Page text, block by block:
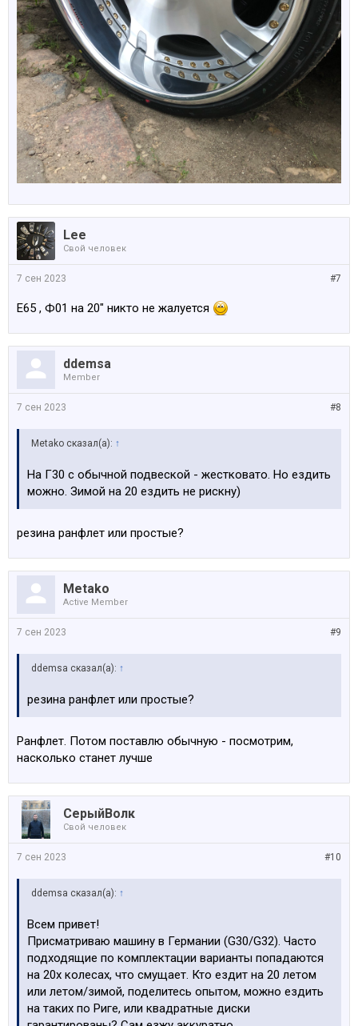
Lee
Свой человек
#7
7 сен 2023
Е65 , Ф01 на 20" никто не жалуется
ddemsa
Member
#8
7 сен 2023
Metako сказал(а): ↑
На Г30 с обычной подвеской - жестковато. Но ездить
можно. Зимой на 20 ездить не рискну)
резина ранфлет или простые?
Metako
Active Member
#9
7 сен 2023
ddemsa сказал(а): ↑
резина ранфлет или простые?
Ранфлет. Потом поставлю обычную - посмотрим,
насколько станет лучше
СерыйВолк
Свой человек
#10
7 сен 2023
ddemsa сказал(а): ↑
Всем привет!
Присматриваю машину в Германии (G30/G32). Часто
подходящие по комплектации варианты попадаются
на 20х колесах, что смущает. Кто ездит на 20 летом
или летом/зимой, поделитесь опытом, можно ездить
на таких по Риге, или квадратные диски